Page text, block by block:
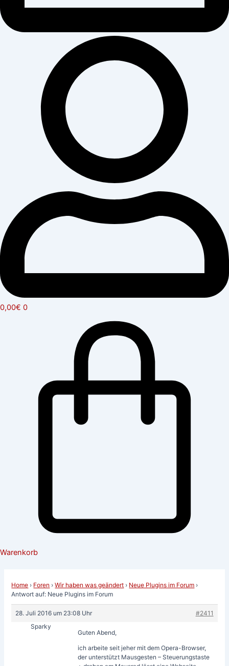
0,00€ 0
Warenkorb
Home › Foren › Wir haben was geändert › Neue Plugins im Forum ›
Antwort auf: Neue Plugins im Forum
28. Juli 2016 um 23:08 Uhr
#2411
Sparky
Guten Abend,
ich arbeite seit jeher mit dem Opera-Browser,
der unterstützt Mausgesten – Steuerungstaste